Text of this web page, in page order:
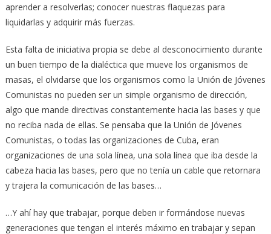
aprender a resolverlas; conocer nuestras flaquezas para
liquidarlas y adquirir más fuerzas.
Esta falta de iniciativa propia se debe al desconocimiento durante
un buen tiempo de la dialéctica que mueve los organismos de
masas, el olvidarse que los organismos como la Unión de Jóvenes
Comunistas no pueden ser un simple organismo de dirección,
algo que mande directivas constantemente hacia las bases y que
no reciba nada de ellas. Se pensaba que la Unión de Jóvenes
Comunistas, o todas las organizaciones de Cuba, eran
organizaciones de una sola línea, una sola línea que iba desde la
cabeza hacia las bases, pero que no tenía un cable que retornara
y trajera la comunicación de las bases…
…Y ahí hay que trabajar, porque deben ir formándose nuevas
generaciones que tengan el interés máximo en trabajar y sepan